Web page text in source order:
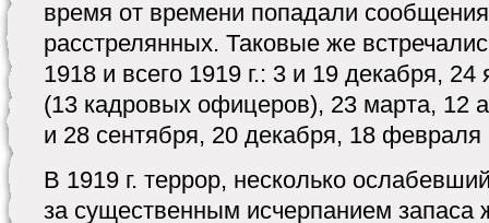
время от времени попадали
расстрелянных. Таковые же
1918 и всего 1919 г.: 3 и 19 декабря,
(13 кадровых офицеров), 23 марта, 12
и 28 сентября, 20 декабря, 18 февраля
В 1919 г. террор, несколько
за существенным исчерпанием запаса